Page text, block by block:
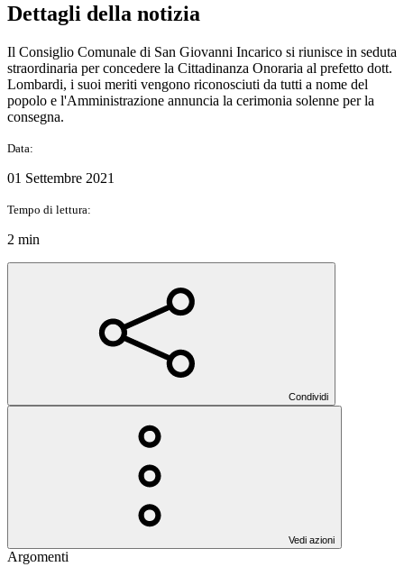
Dettagli della notizia
Il Consiglio Comunale di San Giovanni Incarico si riunisce in seduta
straordinaria per concedere la Cittadinanza Onoraria al prefetto dott.
Lombardi, i suoi meriti vengono riconosciuti da tutti a nome del
popolo e l'Amministrazione annuncia la cerimonia solenne per la
consegna.
Data:
01 Settembre 2021
Tempo di lettura:
2 min
Condividi
Vedi azioni
Argomenti